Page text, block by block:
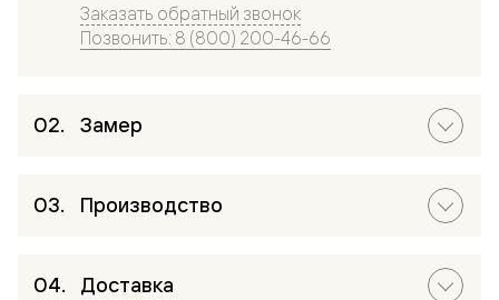
Заказать обратный звонок
Позвонить: 8 (800) 200-46-66
Замер
Производство
Доставка